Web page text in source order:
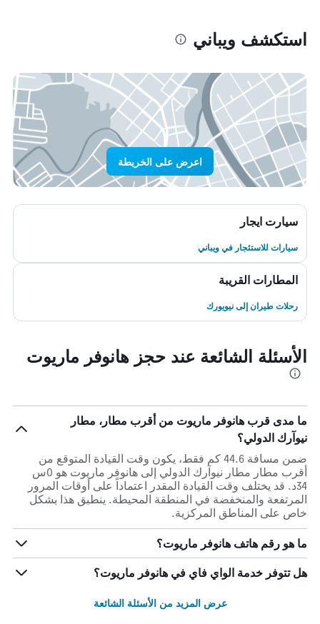
استكشف ويباني
اعرض على الخريطة
سيارت ايجار
سيارات للاستئجار في ويباني
المطارات القريبة
رحلات طيران إلى نيويورك
الأسئلة الشائعة عند حجز هانوفر ماريوت
ما مدى قرب هانوفر ماريوت من أقرب مطار، مطار
نيوآرك الدولي؟
ضمن مسافة 44.6 كم فقط، يكون وقت القيادة المتوقع من
أقرب مطار مطار نيوآرك الدولي إلى هانوفر ماريوت هو 0س
34د. قد يختلف وقت القيادة المقدر اعتماداً على أوقات المرور
المرتفعة والمنخفضة في المنطقة المحيطة. ينطبق هذا بشكل
خاص على المناطق المركزية.
ما هو رقم هاتف هانوفر ماريوت؟
هل تتوفر خدمة الواي فاي في هانوفر ماريوت؟
عرض المزيد من الأسئلة الشائعة